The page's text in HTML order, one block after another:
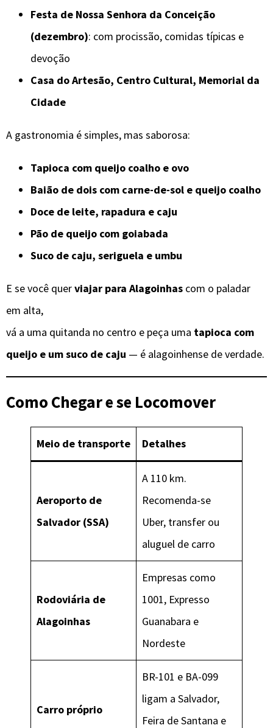
Festa de Nossa Senhora da Conceição
(dezembro): com procissão, comidas típicas e
devoção
Casa do Artesão, Centro Cultural, Memorial da
Cidade
A gastronomia é simples, mas saborosa:
Tapioca com queijo coalho e ovo
Baião de dois com carne-de-sol e queijo coalho
Doce de leite, rapadura e caju
Pão de queijo com goiabada
Suco de caju, seriguela e umbu
E se você querviajar para Alagoinhas com o paladar
em alta,
vá a uma quitanda no centro e peça uma tapioca com
queijo e um suco de caju — é alagoinhense de verdade.
Como Chegar e se Locomover
Meio de transporte Detalhes
Aeroporto de
Salvador (SSA)
A 110 km.
Recomenda-se
Uber, transfer ou
aluguel de carro
Rodoviária de
Alagoinhas
Empresas como
1001, Expresso
Guanabara e
Nordeste
Carro próprio
BR-101 e BA-099
ligam a Salvador,
Feira de Santana e